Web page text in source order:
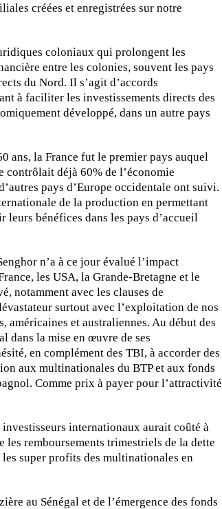
créées et enregistrées sur notre
coloniaux qui prolongent les
entre les colonies, souvent les pays
du Nord. Il s’agit d’accords
à faciliter les investissements directs des
développé, dans un autre pays
ans, la France fut le premier pays auquel
contrôlait déjà 60% de l’économie
pays d’Europe occidentale ont suivi.
de la production en permettant
bénéfices dans les pays d’accueil
n’a à ce jour évalué l’impact
les USA, la Grande-Bretagne et le
notamment avec les clauses de
surtout avec l’exploitation de nos
américaines et australiennes. Au début des
dans la mise en œuvre de ses
en complément des TBI, à accorder des
aux multinationales du BTP et aux fonds
Comme prix à payer pour l’attractivité
internationaux aurait coûté à
remboursements trimestriels de la dette
super profits des multinationales en
au Sénégal et de l’émergence des fonds